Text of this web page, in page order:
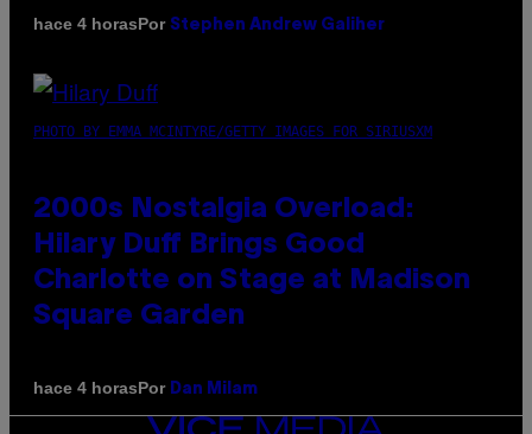
hace 4 horasPor Stephen Andrew Galiher
PHOTO BY EMMA MCINTYRE/GETTY IMAGES FOR SIRIUSXM
2000s Nostalgia Overload:
Hilary Duff Brings Good
Charlotte on Stage at Madison
Square Garden
hace 4 horasPor Dan Milam
VICE